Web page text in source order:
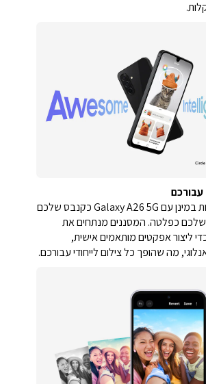
עבורכם
צרו תמונות ייחודיות במינן עם Galaxy A26 5G כקנבס שלכם
שלכם כפלטה. המסננים מנתחים את
ליצור אפקטים מותאמים אישית,
מה שהופך כל צילום לייחודי עבורכם.